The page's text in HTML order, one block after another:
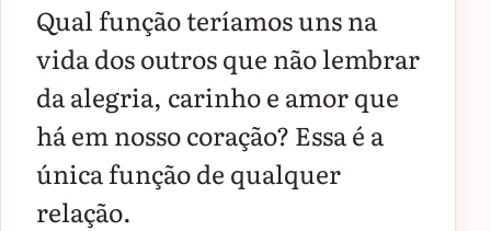
Qual função teríamos uns na
vida dos outros que não lembrar
da alegria, carinho e amor que
há em nosso coração? Essa é a
única função de qualquer
relação.